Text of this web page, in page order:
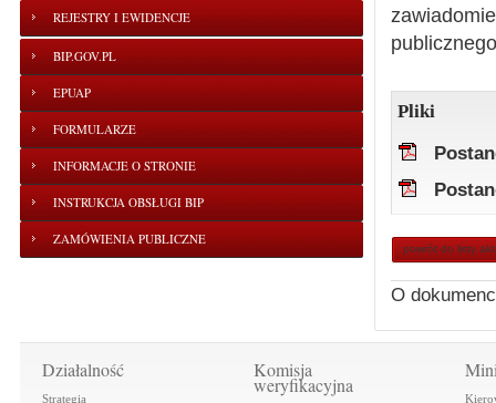
REJESTRY I EWIDENCJE
BIP.GOV.PL
EPUAP
FORMULARZE
INFORMACJE O STRONIE
INSTRUKCJA OBSŁUGI BIP
ZAMÓWIENIA PUBLICZNE
Pliki
powrót do listy
O
Działalność
Strategia
Komisja
weryfikacyjna